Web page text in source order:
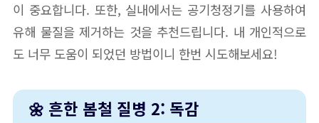
이 중요합니다. 또한, 실내에서는 공기청정기를 사용하여
유해 물질을 제거하는 것을 추천드립니다. 내 개인적으로
도 너무 도움이 되었던 방법이니 한번 시도해보세요!
🌼 흔한 봄철 질병 2: 독감